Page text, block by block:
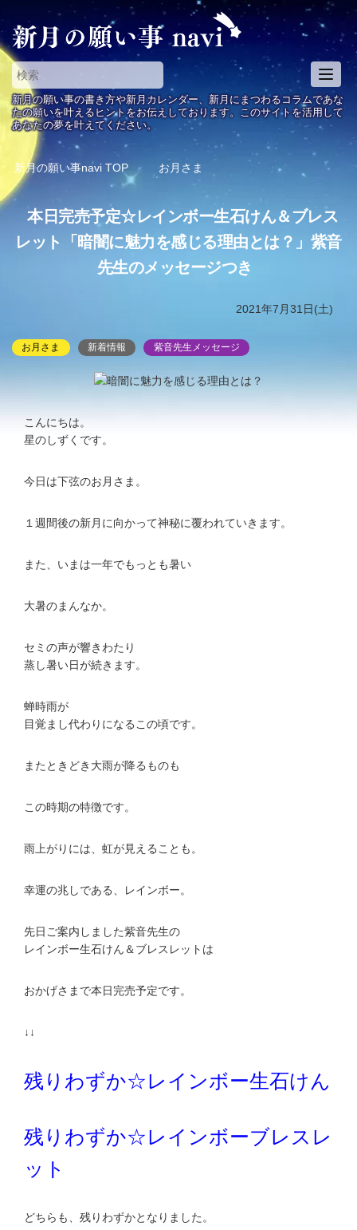
T
o
g
g
e
v
i
g
i
新月の願い事の書き方や新月カレンダー、新月にまつわるコラムであな
たの願いを叶えるヒントをお伝えしております。このサイトを活用して
あなたの夢を叶えてください。
新月の願い事navi TOP お月さま
本日完売予定☆レインボー生石けん＆ブレス
レット「暗闇に魅力を感じる理由とは？」紫音
先生のメッセージつき
2021年7月31日(土)
お月さま 新着情報 紫音先生メッセージ
こんにちは。
星のしずくです。
今日は下弦のお月さま。
１週間後の新月に向かって神秘に覆われていきます。
また、いまは一年でもっとも暑い
大暑のまんなか。
セミの声が響きわたり
蒸し暑い日が続きます。
蝉時雨が
目覚まし代わりになるこの頃です。
またときどき大雨が降るものも
この時期の特徴です。
雨上がりには、虹が見えることも。
幸運の兆しである、レインボー。
先日ご案内しました紫音先生の
レインボー生石けん＆ブレスレットは
おかげさまで本日完売予定です。
↓↓
残りわずか☆レインボー生石けん
残りわずか☆レインボーブレスレ
ット
どちらも、残りわずかとなりました。